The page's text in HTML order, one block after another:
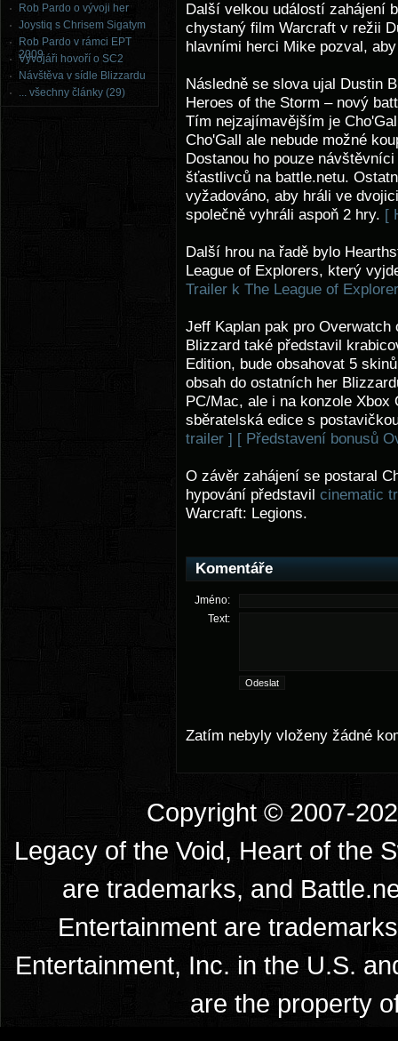
Rob Pardo o vývoji her
Joystiq s Chrisem Sigatym
Rob Pardo v rámci EPT
2009
Vývojáři hovoří o SC2
Návštěva v sídle Blizzardu
... všechny články (29)
Další velkou událostí zahájení
chystaný film Warcraft v režii
hlavními herci Mike pozval,
Následně se slova ujal Dustin
Heroes of the Storm – nový
Tím nejzajímavějším je
Cho'Gall ale nebude možné
Dostanou ho pouze
šťastlivců na battle.netu.
vyžadováno, aby hráli ve
společně vyhráli aspoň 2 hry. [
Další hrou na řadě bylo
League of Explorers, který
Trailer k The League of
Jeff Kaplan pak pro
Blizzard také představil
Edition, bude obsahovat 5
obsah do ostatních her
PC/Mac, ale i na konzole
sběratelská edice s
trailer ] [ Představení bonusů
O závěr zahájení se postaral
hypování představil cinematic
Warcraft: Legions.
Komentáře
Jméno:
Text:
Zatím nebyly vloženy žádné
Copyright © 2007-
Legacy of the Void, Heart of the
are trademarks, and
Entertainment are
Entertainment, Inc. in the U.S.
are the property